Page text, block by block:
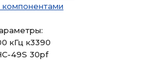
кГц к3390
49S 30pf